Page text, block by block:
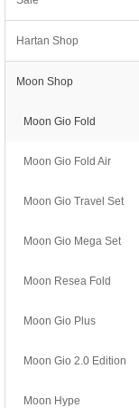
Hartan Shop
Moon Shop
Moon Gio Fold
Moon Gio Fold Air
Moon Gio Travel Set
Moon Gio Mega Set
Moon Resea Fold
Moon Gio Plus
Moon Gio 2.0 Edition
Moon Hype